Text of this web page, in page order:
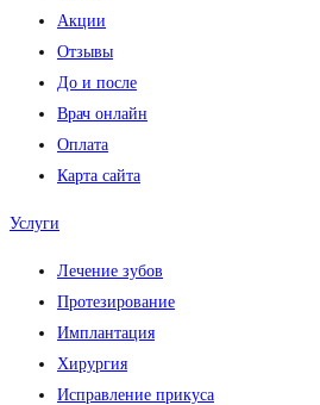
Акции
Отзывы
До и после
Врач онлайн
Оплата
Карта сайта
Услуги
Лечение зубов
Протезирование
Имплантация
Хирургия
Исправление прикуса